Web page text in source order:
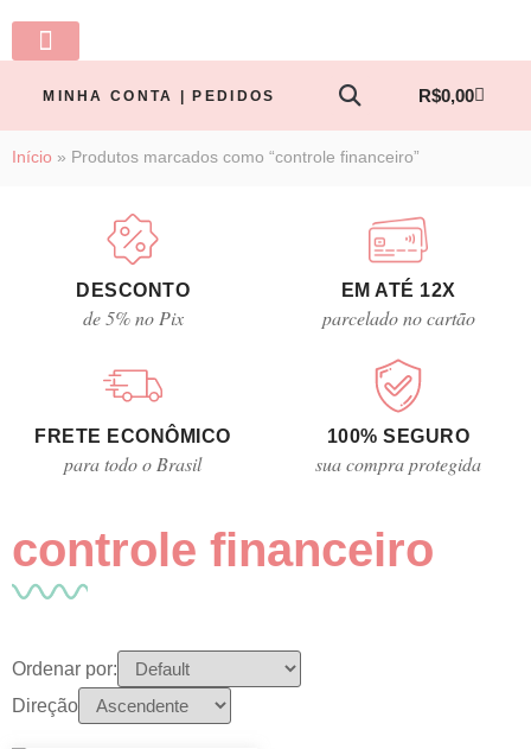
MINHA CONTA | PEDIDOS R$0,00
Início » Produtos marcados como “controle financeiro”
DESCONTO
de 5% no Pix
EM ATÉ 12X
parcelado no cartão
FRETE ECONÔMICO
para todo o Brasil
100% SEGURO
sua compra protegida
controle financeiro
Ordenar por:
Direção